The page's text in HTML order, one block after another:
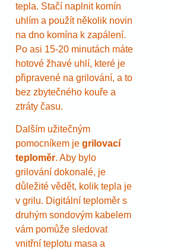
tepla. Stačí naplnit komín
uhlím a použít několik novin
na dno komína k zapálení.
Po asi 15-20 minutách máte
hotové žhavé uhlí, které je
připravené na grilování, a to
bez zbytečného kouře a
ztráty času.
Dalším užitečným
pomocníkem je grilovací
teploměr. Aby bylo
grilování dokonalé, je
důležité vědět, kolik tepla je
v grilu. Digitální teploměr s
druhým sondovým kabelem
vám pomůže sledovat
vnitřní teplotu masa a